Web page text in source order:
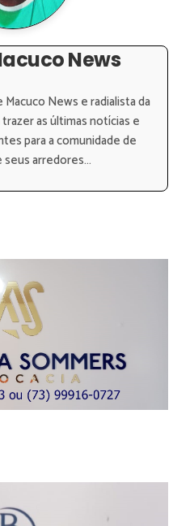
News
News e radialista da
as últimas notícias e
para a comunidade de
arredores...